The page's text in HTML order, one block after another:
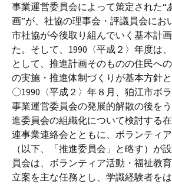
事業運営委員会によって策定された“
画”が、社協の理事会・評議員会にお
市社協が今後取り組んでいく基本計
た。そして、1990〈平成２〉年度は
として、推進計画そのものの住民へ
の実施・推進体制づくりが基本方針と
〇1990〈平成２〉年８月、狛江市ボ
事業運営委員会の発展的解散の後を
進委員会の組織化について検討する
連事業連絡会とともに、ボランティ
（以下、「推進委員会」と略す）が
員会は、ボランティア活動・福祉教
立案を主な任務とし、学識経験者を